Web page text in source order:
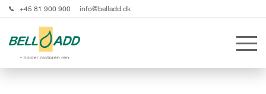
+45 81 900 900 info@belladd.dk